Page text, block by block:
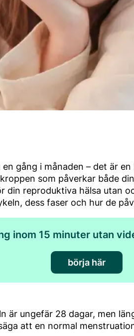
gång i månaden – det är
som påverkar både
reproduktiva hälsa utan
dess faser och hur de
inom 15 minuter utan
börja här
är ungefär 28 dagar, men
att en normal